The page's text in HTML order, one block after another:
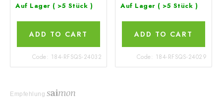
Auf Lager ( >5 Stück )
ADD TO CART
Code: 184-RFSQS-24032
Auf Lager ( >5 Stück )
ADD TO CART
Code: 184-RFSQS-24029
Empfehlung